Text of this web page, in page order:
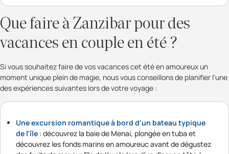
Que faire à Zanzibar pour des
vacances en couple en été ?
Si vous souhaitez faire de vos vacances cet été en amoureux un
moment unique plein de magie, nous vous conseillons de planifier l'une
des expériences suivantes lors de votre voyage :
Une excursion romantique à bord d'un bateau typique
de l'île : découvrez la baie de Menai, plongée en tuba et
découvrez les fonds marins en amoureuc avant de dégustez